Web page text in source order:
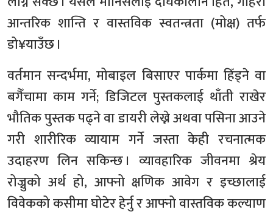
आन्तरिक शान्ति र वास्तविक स्वतन्त्रता (मोक्ष) तर्फ
डो¥याउँछ ।
वर्तमान सन्दर्भमा, मोबाइल बिसाएर पार्कमा हिँड्ने वा
बगैँचामा काम गर्ने; डिजिटल पुस्तकलाई थाँती राखेर
भौतिक पुस्तक पढ्ने वा डायरी लेख्ने अथवा पसिना आउने
गरी शारीरिक व्यायाम गर्ने जस्ता केही रचनात्मक
उदाहरण लिन सकिन्छ । व्यावहारिक जीवनमा श्रेय
रोज्नुको अर्थ हो, आफ्नो क्षणिक आवेग र इच्छालाई
विवेकको कसीमा घोटेर हेर्नु र आफ्नो वास्तविक कल्याण